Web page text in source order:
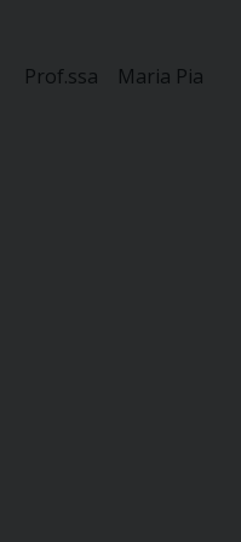
Prof.ssa
Maria Pia